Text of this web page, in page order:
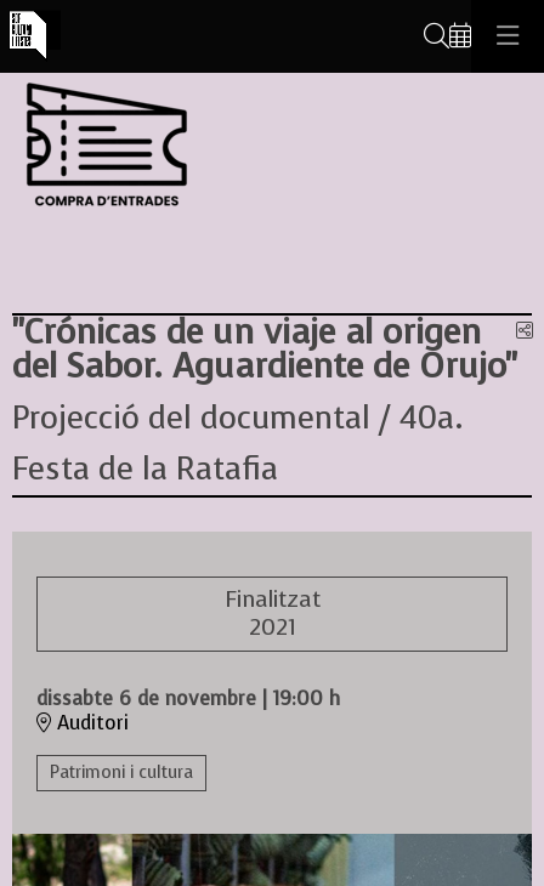
"Crónicas de un viaje al origen
del Sabor. Aguardiente de Orujo"
Projecció del documental / 40a.
Festa de la Ratafia
Finalitzat
2021
dissabte 6 de novembre | 19:00 h
Auditori
Patrimoni i cultura